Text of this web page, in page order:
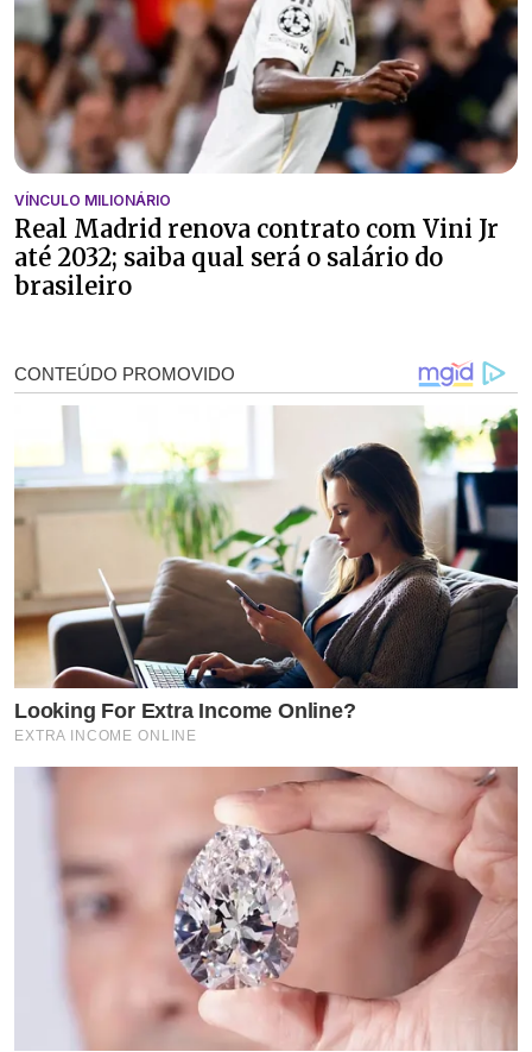
VÍNCULO MILIONÁRIO
Real Madrid renova contrato com Vini Jr
até 2032; saiba qual será o salário do
brasileiro